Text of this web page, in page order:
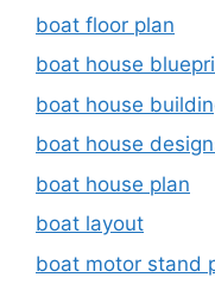
boat floor plan
boat house
boat house
boat house
boat house plan
boat layout
boat motor stand